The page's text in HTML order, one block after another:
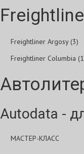
Freightliner Argosy (3)
Freightliner Columbia
Autodata -
МАСТЕР-КЛАСС